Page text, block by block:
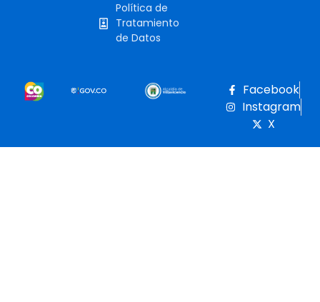
Política de
Tratamiento
de Datos
Facebook
Instagram
X